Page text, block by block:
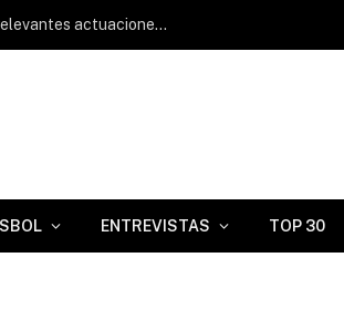
Lisbel Díaz y Javier Chacón protagonizaron relevantes actuaciones en Clase A Avanzada
ENTREVISTAS TOP 30